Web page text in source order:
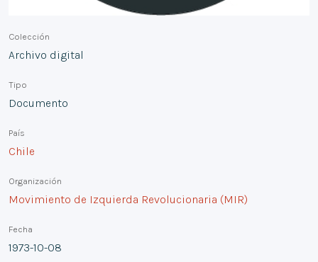
Colección
Archivo digital
Tipo
Documento
País
Chile
Organización
Movimiento de Izquierda Revolucionaria (MIR)
Fecha
1973-10-08